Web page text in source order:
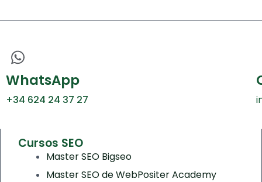
WhatsApp
+34 624 24 37 27
Cursos SEO
Master SEO Bigseo
Master SEO de WebPositer Academy